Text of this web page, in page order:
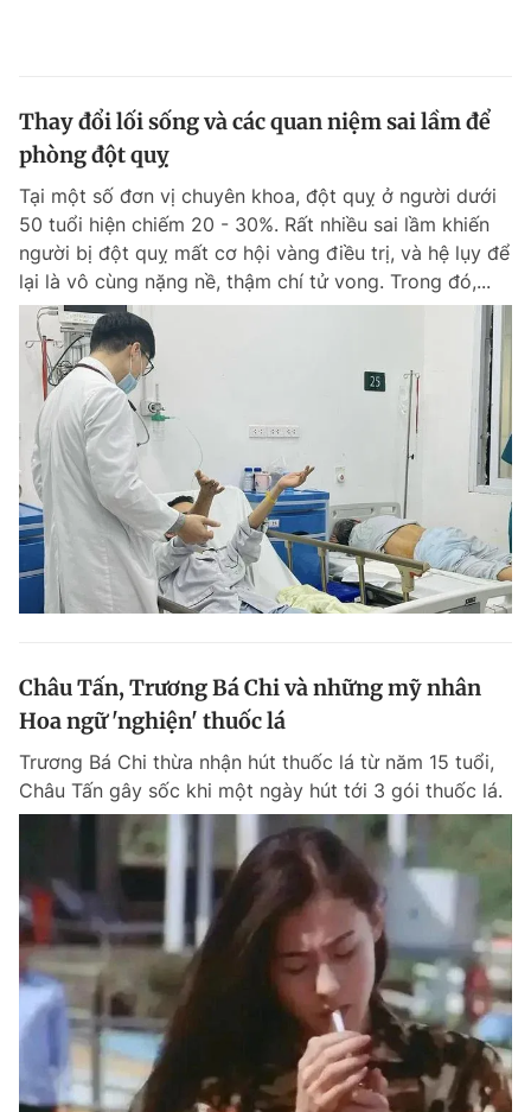
Thay đổi lối sống và các quan niệm sai lầm để
phòng đột quỵ
Tại một số đơn vị chuyên khoa, đột quỵ ở người dưới
50 tuổi hiện chiếm 20 - 30%. Rất nhiều sai lầm khiến
người bị đột quỵ mất cơ hội vàng điều trị, và hệ lụy để
lại là vô cùng nặng nề, thậm chí tử vong. Trong đó,...
Châu Tấn, Trương Bá Chi và những mỹ nhân
Hoa ngữ 'nghiện' thuốc lá
Trương Bá Chi thừa nhận hút thuốc lá từ năm 15 tuổi,
Châu Tấn gây sốc khi một ngày hút tới 3 gói thuốc lá.